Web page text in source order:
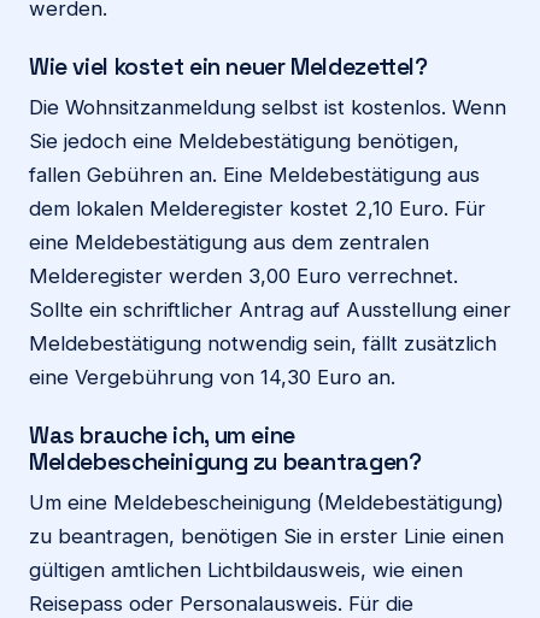
werden.
Wie viel kostet ein neuer Meldezettel?
Die Wohnsitzanmeldung selbst ist kostenlos. Wenn
Sie jedoch eine Meldebestätigung benötigen,
fallen Gebühren an. Eine Meldebestätigung aus
dem lokalen Melderegister kostet 2,10 Euro. Für
eine Meldebestätigung aus dem zentralen
Melderegister werden 3,00 Euro verrechnet.
Sollte ein schriftlicher Antrag auf Ausstellung einer
Meldebestätigung notwendig sein, fällt zusätzlich
eine Vergebührung von 14,30 Euro an.
Was brauche ich, um eine
Meldebescheinigung zu beantragen?
Um eine Meldebescheinigung (Meldebestätigung)
zu beantragen, benötigen Sie in erster Linie einen
gültigen amtlichen Lichtbildausweis, wie einen
Reisepass oder Personalausweis. Für die